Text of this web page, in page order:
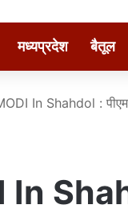
मध्यप्रदेश बैतूल
In Shahdol :